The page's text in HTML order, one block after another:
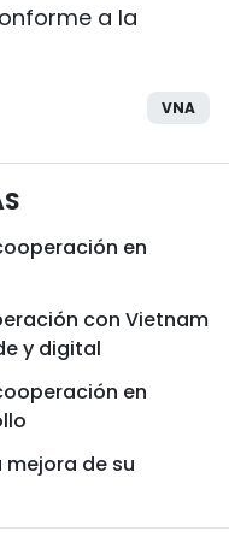
a la
VNA
en
con Vietnam
y digital
en
mejora de su